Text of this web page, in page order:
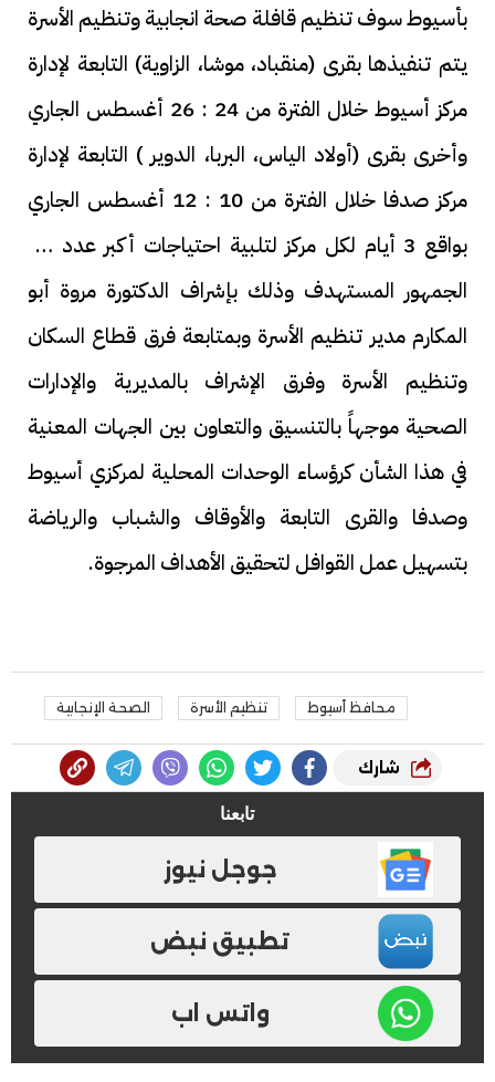
بأسيوط سوف تنظيم قافلة صحة انجابية وتنظيم الأسرة
يتم تنفيذها بقرى (منقباد، موشا، الزاوية) التابعة لإدارة
مركز أسيوط خلال الفترة من 24 : 26 أغسطس الجاري
وأخرى بقرى (أولاد الياس، البربا، الدوير ) التابعة لإدارة
مركز صدفا خلال الفترة من 10 : 12 أغسطس الجاري
بواقع 3 أيام لكل مركز لتلبية احتياجات أكبر عدد من
الجمهور المستهدف وذلك بإشراف الدكتورة مروة أبو
المكارم مدير تنظيم الأسرة وبمتابعة فرق قطاع السكان
وتنظيم الأسرة وفرق الإشراف بالمديرية والإدارات
الصحية موجهاً بالتنسيق والتعاون بين الجهات المعنية
في هذا الشأن كرؤساء الوحدات المحلية لمركزي أسيوط
وصدفا والقرى التابعة والأوقاف والشباب والرياضة
بتسهيل عمل القوافل لتحقيق الأهداف المرجوة.
محافظ أسيوط تنظيم الأسرة الصحة الإنجابية
شارك
تابعنا
جوجل نيوز
تطبيق نبض
واتس اب